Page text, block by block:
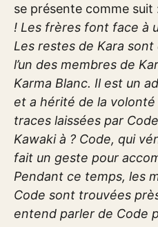
se présente comme suit
! Les frères font face à
Les restes de Kara
l’un des membres de
Karma Blanc. Il est un
et a hérité de la volonté
traces laissées par
Kawaki à ? Code, qui
fait un geste pour
Pendant ce temps, les
Code sont trouvées
entend parler de Code